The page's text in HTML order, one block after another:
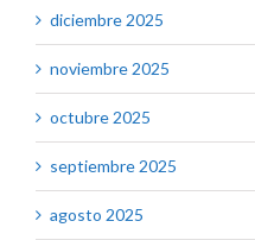
diciembre 2025
noviembre 2025
octubre 2025
septiembre 2025
agosto 2025